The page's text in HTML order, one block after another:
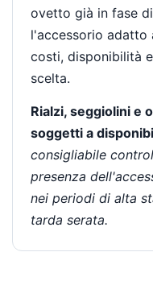
ovetto già in fase
l'accessorio adatto
costi, disponibilità
scelta.
Rialzi, seggiolini e
soggetti a
consigliabile
presenza
nei periodi di alta
tarda serata.